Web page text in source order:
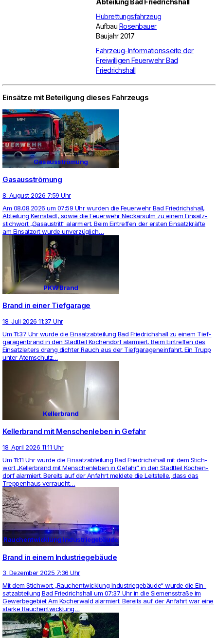
Hubrettungsfahrzeug
Aufbau Rosenbauer
Baujahr 2017
Fahrzeug-Informationsseite der
Freiwilligen Feuerwehr Bad
Friedrichshall
Einsätze mit Beteiligung dieses Fahrzeugs
Gasausströmung
Gasausströmung
8. August 2026 7:59 Uhr
Am 08.08.2026 um 07:59 Uhr wurden die Feu­er­wehr Bad Fried­richs­hall,
Abtei­lung Kern­stadt, sowie die Feu­er­wehr Neckar­sulm zu einem Ein­satz­
stich­wort „Gas­aus­tritt“ alar­miert. Beim Ein­treffen der ersten Ein­satzkräfte
am Ein­satzort wurde unverzüglich…
PKW Brand
Brand in einer Tiefgarage
18. Juli 2026 11:37 Uhr
Um 11:37 Uhr wurde die Ein­satz­ab­tei­lung Bad Fried­richs­hall zu einem Tief­
ga­ra­gen­brand in den Stadt­teil Kochen­dorf alar­miert. Beim Ein­treffen des
Ein­satz­lei­ters drang dichter Rauch aus der Tief­ga­ra­gen­ein­fahrt. Ein Trupp
unter Atem­schutz…
Kellerbrand
Kellerbrand mit Menschenleben in Gefahr
18. April 2026 11:11 Uhr
Um 11:11 Uhr wurde die Ein­satz­ab­tei­lung Bad Fried­richs­hall mit dem Stich­
wort „Kel­ler­brand mit Men­schen­leben in Gefahr“ in den Stadt­teil Kochen­
dorf alar­miert. Bereits auf der Anfahrt mel­dete die Leit­stelle, dass das
Trep­pen­haus ver­raucht…
Rauchentwicklung Industriegebäude
Brand in einem Industriegebäude
3. Dezember 2025 7:36 Uhr
Mit dem Stich­wort „Rauch­ent­wick­lung Indus­triegebäude“ wurde die Ein­
satz­ab­tei­lung Bad Fried­richs­hall um 07:37 Uhr in die Sie­mens­straße im
Gewer­be­ge­biet Am Kocher­wald alar­miert. Bereits auf der Anfahrt war eine
starke Rauch­ent­wick­lung…